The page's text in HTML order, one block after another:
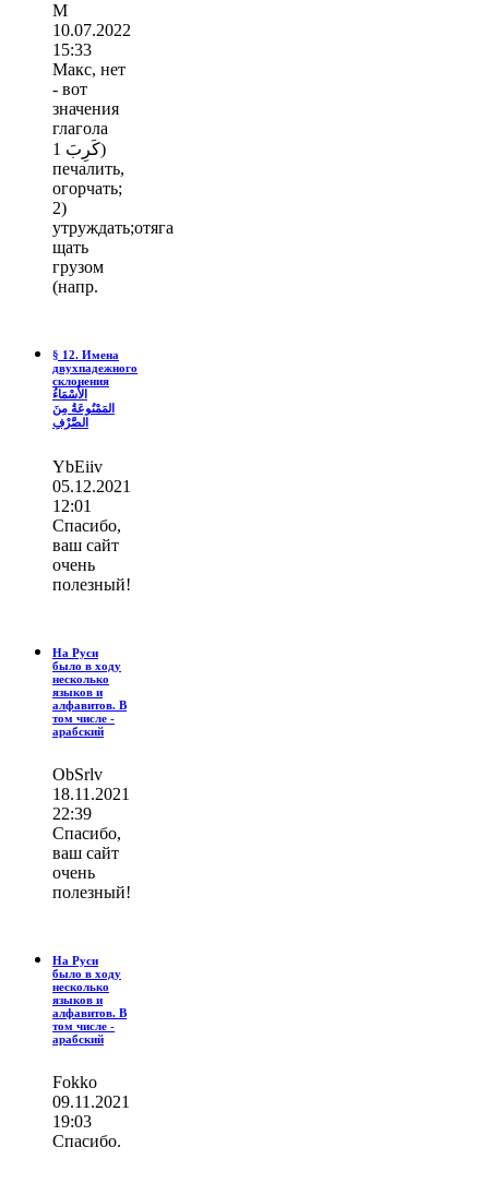
М
10.07.2022
15:33
Макс, нет
- вот
значения
глагола
كَرِبَ 1)
печалить,
огорчать;
2)
утруждать;отяга
щать
грузом
(напр.
§ 12. Имена
двухпадежного
склонения
الأَسْمَاءُ
المَمْنُوعَةُ مِنَ
الصَّرْفِ
YbEiiv
05.12.2021
12:01
Спасибо,
ваш сайт
очень
полезный!
На Руси
было в ходу
несколько
языков и
алфавитов. В
том числе -
арабский
ОbSrlv
18.11.2021
22:39
Спасибо,
ваш сайт
очень
полезный!
На Руси
было в ходу
несколько
языков и
алфавитов. В
том числе -
арабский
Fokko
09.11.2021
19:03
Спасибо.